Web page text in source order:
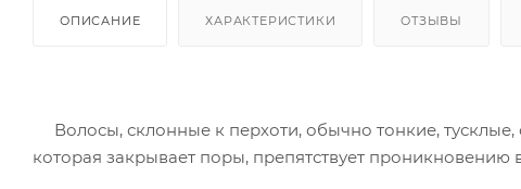
ОПИСАНИЕ ХАРАКТЕРИСТИКИ ОТЗЫВЫ
Волосы, склонные к перхоти, обычно тонкие, тусклые,
которая закрывает поры, препятствует